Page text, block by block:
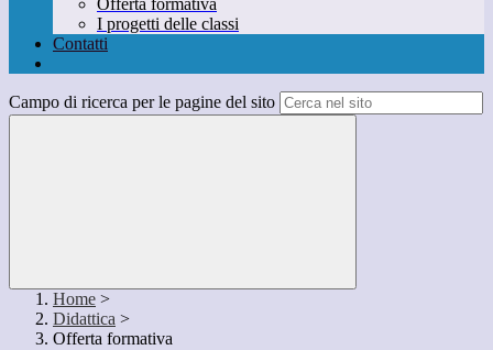
Offerta formativa
I progetti delle classi
Contatti
Campo di ricerca per le pagine del sito
Home >
Didattica >
Offerta formativa